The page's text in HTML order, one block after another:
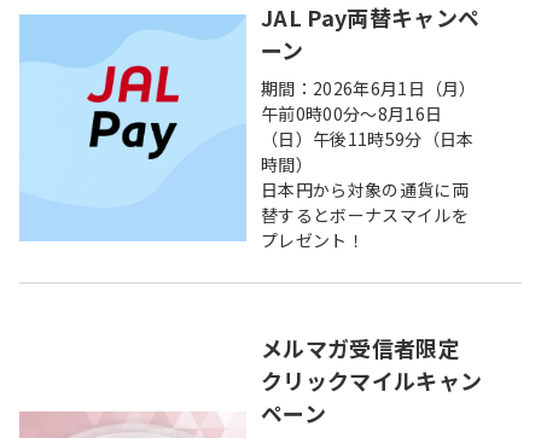
JAL Pay両替キャンペ
ーン
期間：2026年6月1日（月）
午前0時00分～8月16日
（日）午後11時59分（日本
時間）
日本円から対象の通貨に両
替するとボーナスマイルを
プレゼント！
メルマガ受信者限定
クリックマイルキャン
ペーン